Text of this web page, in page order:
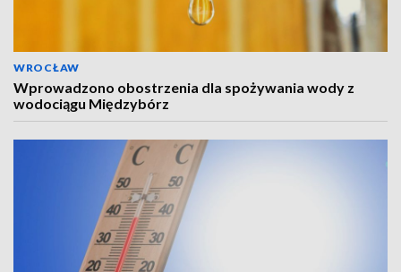
WROCŁAW
Wprowadzono obostrzenia dla spożywania wody z
wodociągu Międzybórz